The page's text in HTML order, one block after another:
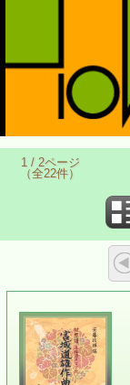
1 / 2ページ
（全22件）